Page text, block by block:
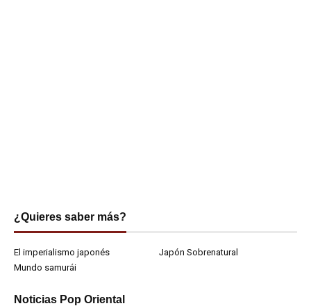
¿Quieres saber más?
El imperialismo japonés
Japón Sobrenatural
Mundo samurái
Noticias Pop Oriental